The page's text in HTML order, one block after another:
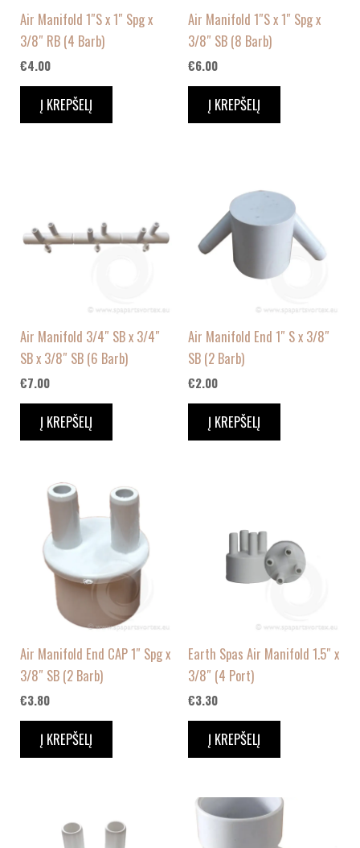
Air Manifold 1″S x 1″ Spg x
3/8″ RB (4 Barb)
€4.00
Į KREPŠELĮ
Air Manifold 1″S x 1″ Spg x
3/8″ SB (8 Barb)
€6.00
Į KREPŠELĮ
Air Manifold 3/4″ SB x 3/4″
SB x 3/8″ SB (6 Barb)
€7.00
Į KREPŠELĮ
Air Manifold End 1″ S x 3/8″
SB (2 Barb)
€2.00
Į KREPŠELĮ
Air Manifold End CAP 1″ Spg x
3/8″ SB (2 Barb)
€3.80
Į KREPŠELĮ
Earth Spas Air Manifold 1.5″ x
3/8″ (4 Port)
€3.30
Į KREPŠELĮ